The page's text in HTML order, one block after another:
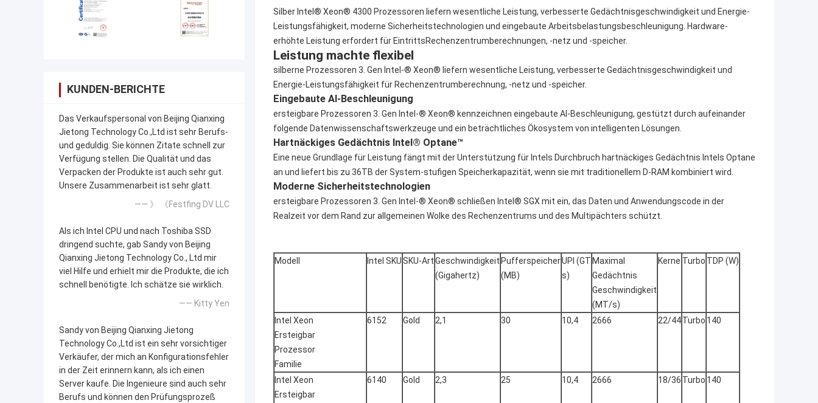
KUNDEN-BERICHTE
Das Verkaufspersonal von Beijing Qianxing
Jietong Technology Co.,Ltd ist sehr Berufs-
und geduldig. Sie können Zitate schnell zur
Verfügung stellen. Die Qualität und das
Verpacken der Produkte ist auch sehr gut.
Unsere Zusammenarbeit ist sehr glatt.
—— 》 《Festfing DV LLC
Als ich Intel CPU und nach Toshiba SSD
dringend suchte, gab Sandy von Beijing
Qianxing Jietong Technology Co., Ltd mir
viel Hilfe und erhielt mir die Produkte, die ich
schnell benötigte. Ich schätze sie wirklich.
—— Kitty Yen
Sandy von Beijing Qianxing Jietong
Technology Co.,Ltd ist ein sehr vorsichtiger
Verkäufer, der mich an Konfigurationsfehler
in der Zeit erinnern kann, als ich einen
Server kaufe. Die Ingenieure sind auch sehr
Berufs und können den Prüfungsprozeß
Silber Intel® Xeon® 4300 Prozessoren liefern wesentliche Leistung, verbesserte Gedächtnisgeschwindigkeit und Energie-
Leistungsfähigkeit, moderne Sicherheitstechnologien und eingebaute Arbeitsbelastungsbeschleunigung. Hardware-
erhöhte Leistung erfordert für EintrittsRechenzentrumberechnungen, -netz und -speicher.
Leistung machte flexibel
silberne Prozessoren 3. Gen Intel-® Xeon® liefern wesentliche Leistung, verbesserte Gedächtnisgeschwindigkeit und
Energie-Leistungsfähigkeit für Rechenzentrumberechnung, -netz und -speicher.
Eingebaute AI-Beschleunigung
ersteigbare Prozessoren 3. Gen Intel-® Xeon® kennzeichnen eingebaute AI-Beschleunigung, gestützt durch aufeinander
folgende Datenwissenschaftswerkzeuge und ein beträchtliches Ökosystem von intelligenten Lösungen.
Hartnäckiges Gedächtnis Intel® Optane™
Eine neue Grundlage für Leistung fängt mit der Unterstützung für Intels Durchbruch hartnäckiges Gedächtnis Intels Optane
an und liefert bis zu 36TB der System-stufigen Speicherkapazität, wenn sie mit traditionellem D-RAM kombiniert wird.
Moderne Sicherheitstechnologien
ersteigbare Prozessoren 3. Gen Intel-® Xeon® schließen Intel® SGX mit ein, das Daten und Anwendungscode in der
Realzeit vor dem Rand zur allgemeinen Wolke des Rechenzentrums und des Multipächters schützt.
Modell Intel SKUSKU-ArtGeschwindigkeit
(Gigahertz)
Pufferspeicher
(MB)
UPI (GT
s)
Maximal
Gedächtnis
Geschwindigkeit
(MT/s)
Kerne Turbo TDP (W)
Intel Xeon
Ersteigbar
Prozessor
Familie
6152 Gold 2,1 30 10,4 2666 22/44Turbo 140
Intel Xeon
Ersteigbar
6140 Gold 2,3 25 10,4 2666 18/36 Turbo 140